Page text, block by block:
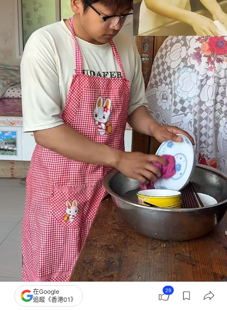
楊洋模仿黃仁勳。（抖音@黃銀勳）
在Google
追蹤《香港01》
29